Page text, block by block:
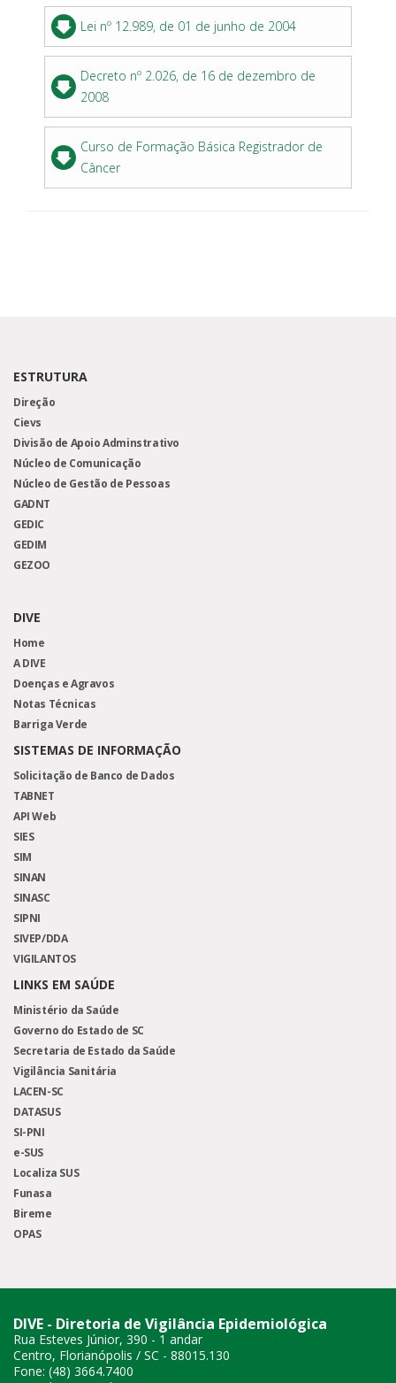
Lei nº 12.989, de 01 de junho de 2004
Decreto nº 2.026, de 16 de dezembro de
2008
Curso de Formação Básica Registrador de
Câncer
ESTRUTURA
Direção
Cievs
Divisão de Apoio Adminstrativo
Núcleo de Comunicação
Núcleo de Gestão de Pessoas
GADNT
GEDIC
GEDIM
GEZOO
DIVE
Home
A DIVE
Doenças e Agravos
Notas Técnicas
Barriga Verde
SISTEMAS DE INFORMAÇÃO
Solicitação de Banco de Dados
TABNET
API Web
SIES
SIM
SINAN
SINASC
SIPNI
SIVEP/DDA
VIGILANTOS
LINKS EM SAÚDE
Ministério da Saúde
Governo do Estado de SC
Secretaria de Estado da Saúde
Vigilância Sanitária
LACEN-SC
DATASUS
SI-PNI
e-SUS
Localiza SUS
Funasa
Bireme
OPAS
DIVE - Diretoria de Vigilância Epidemiológica
Rua Esteves Júnior, 390 - 1 andar
Centro, Florianópolis / SC - 88015.130
Fone: (48) 3664.7400